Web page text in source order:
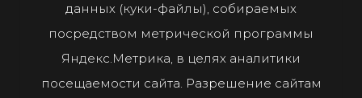
данных (куки-файлы), собираемых
посредством метрической программы
Яндекс.Метрика, в целях аналитики
посещаемости сайта. Разрешение сайтам